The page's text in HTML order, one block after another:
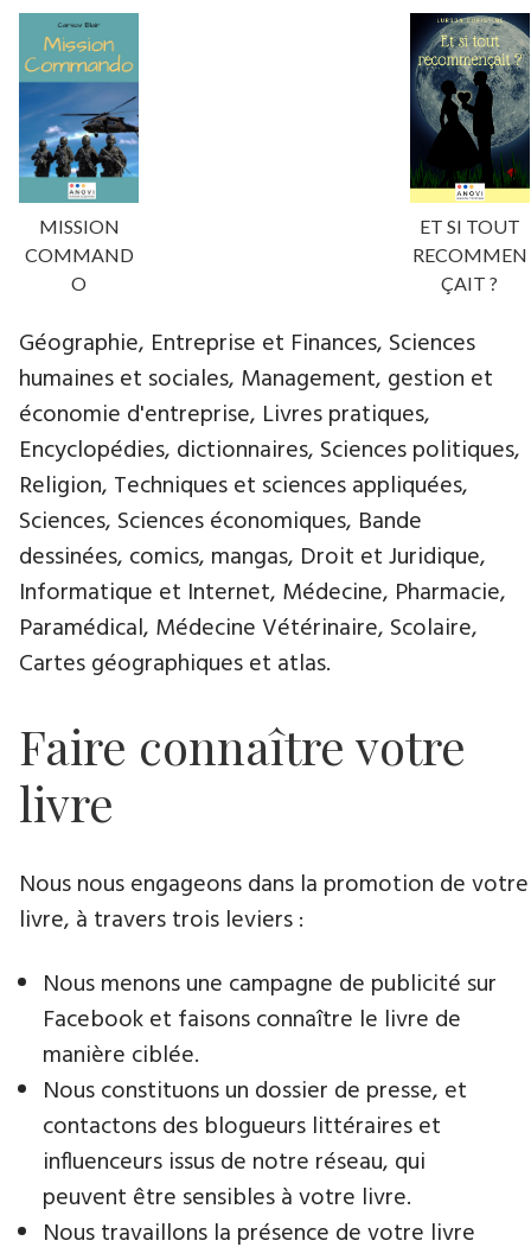
MISSION
COMMAND
O
ET SI TOUT
RECOMMEN
ÇAIT ?
Géographie, Entreprise et Finances, Sciences
humaines et sociales, Management, gestion et
économie d'entreprise, Livres pratiques,
Encyclopédies, dictionnaires, Sciences politiques,
Religion, Techniques et sciences appliquées,
Sciences, Sciences économiques, Bande
dessinées, comics, mangas, Droit et Juridique,
Informatique et Internet, Médecine, Pharmacie,
Paramédical, Médecine Vétérinaire, Scolaire,
Cartes géographiques et atlas.
Faire connaître votre
livre
Nous nous engageons dans la promotion de votre
livre, à travers trois leviers :
Nous menons une campagne de publicité sur
Facebook et faisons connaître le livre de
manière ciblée.
Nous constituons un dossier de presse, et
contactons des blogueurs littéraires et
influenceurs issus de notre réseau, qui
peuvent être sensibles à votre livre.
Nous travaillons la présence de votre livre